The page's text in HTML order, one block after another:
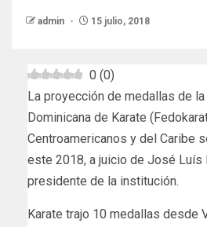
admin 15 julio, 2018
0 (0)
La proyección de medallas de
Dominicana de Karate
Centroamericanos y del Caribe
este 2018, a juicio de José Luís
presidente de la institución.
Karate trajo 10 medallas desde